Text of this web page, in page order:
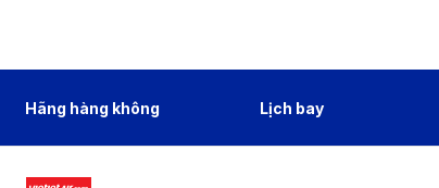
Hãng hàng không Lịch bay